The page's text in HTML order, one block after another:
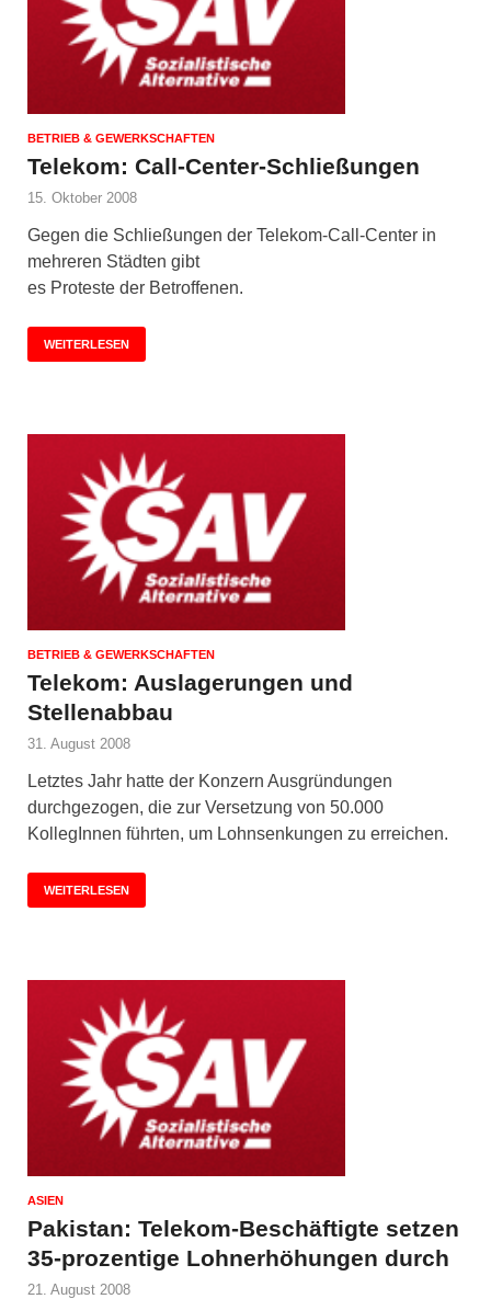
BETRIEB & GEWERKSCHAFTEN
Telekom: Call-Center-Schließungen
15. Oktober 2008
Gegen die Schließungen der Telekom-Call-Center in
mehreren Städten gibt
es Proteste der Betroffenen.
WEITERLESEN
BETRIEB & GEWERKSCHAFTEN
Telekom: Auslagerungen und
Stellenabbau
31. August 2008
Letztes Jahr hatte der Konzern Ausgründungen
durchgezogen, die zur Versetzung von 50.000
KollegInnen führten, um Lohnsenkungen zu erreichen.
WEITERLESEN
ASIEN
Pakistan: Telekom-Beschäftigte setzen
35-prozentige Lohnerhöhungen durch
21. August 2008